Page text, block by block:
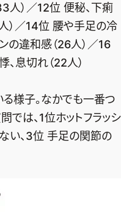
人）／12位 便秘、下痢
）／14位 腰や手足の冷
の違和感（26人）／16
息切れ（22人）
様子。なかでも一番つ
では、1位ホットフラッシ
い、3位 手足の関節の